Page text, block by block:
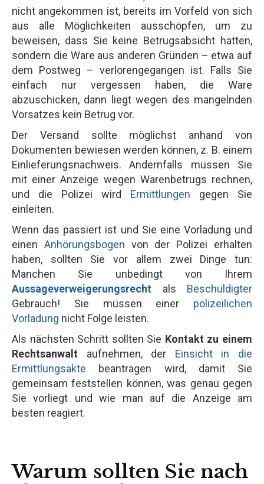
nicht angekommen ist, bereits im Vorfeld von sich
aus alle Möglichkeiten ausschöpfen, um zu
beweisen, dass Sie keine Betrugsabsicht hatten,
sondern die Ware aus anderen Gründen – etwa auf
dem Postweg – verlorengegangen ist. Falls Sie
einfach nur vergessen haben, die Ware
abzuschicken, dann liegt wegen des mangelnden
Vorsatzes kein Betrug vor.
Der Versand sollte möglichst anhand von
Dokumenten bewiesen werden können, z. B. einem
Einlieferungsnachweis. Andernfalls müssen Sie
mit einer Anzeige wegen Warenbetrugs rechnen,
und die Polizei wird Ermittlungen gegen Sie
einleiten.
Wenn das passiert ist und Sie eine Vorladung und
einen Anhörungsbogen von der Polizei erhalten
haben, sollten Sie vor allem zwei Dinge tun:
Manchen Sie unbedingt von Ihrem
Aussageverweigerungsrecht als Beschuldigter
Gebrauch! Sie müssen einer polizeilichen
Vorladung nicht Folge leisten.
Als nächsten Schritt sollten Sie Kontakt zu einem
Rechtsanwalt aufnehmen, der Einsicht in die
Ermittlungsakte beantragen wird, damit Sie
gemeinsam feststellen können, was genau gegen
Sie vorliegt und wie man auf die Anzeige am
besten reagiert.
Warum sollten Sie nach